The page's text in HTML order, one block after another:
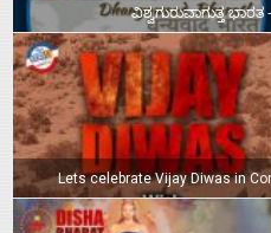
ವಿಶ್ವಗುರುವಾಗುತ್ತ
Lets celebrate Vijay Diwas in